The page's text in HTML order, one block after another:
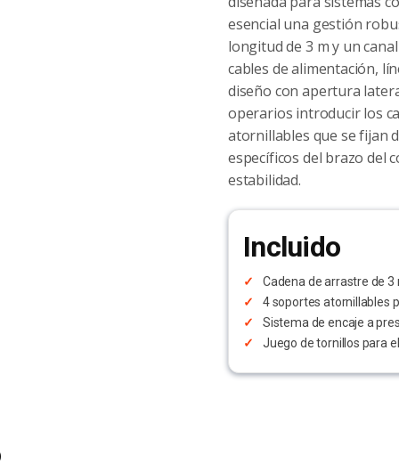
esencial una gestión
longitud de 3 m y un
cables de alimentación,
diseño con apertura
operarios introducir los
atornillables que se fijan
específicos del brazo del
estabilidad.
Incluido
Cadena de arrastre de
4 soportes atornillables
Sistema de encaje a
Juego de tornillos para